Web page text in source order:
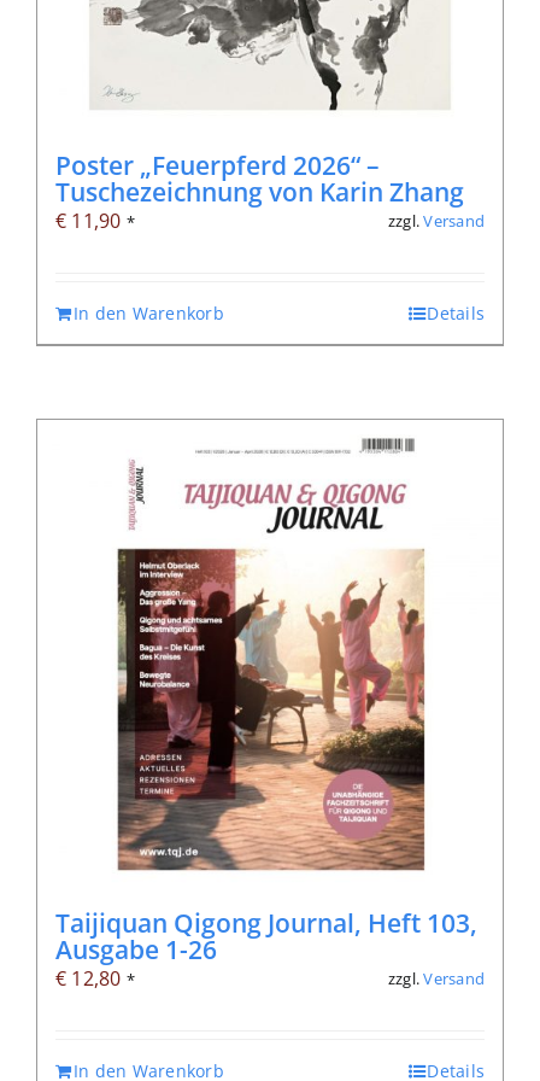
Poster „Feuerpferd 2026“ –
Tuschezeichnung von Karin Zhang
€ 11,90 * zzgl.Versand
In den Warenkorb Details
Taijiquan Qigong Journal, Heft 103,
Ausgabe 1-26
€ 12,80 * zzgl.Versand
In den Warenkorb Details